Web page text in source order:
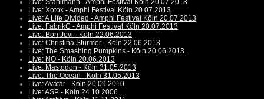
Live: Stahlmann - Amphi Festival Köln 20.07.2013
Live: Xotox - Amphi Festival Köln 20.07.2013
Live: A Life Divided - Amphi Festival Köln 20.07.2013
Live: FabrikC - Amphi Festival Köln 20.07.2013
Live: Bon Jovi - Köln 22.06.2013
Live: Christina Stürmer - Köln 22.06.2013
Live: The Smashing Pumpkins - Köln 20.06.2013
Live: NO - Köln 20.06.2013
Live: Mastodon - Köln 31.05.2013
Live: The Ocean - Köln 31.05.2013
Live: Avatar - Köln 20.09.2010
Live: ASP - Köln 24.10.2006